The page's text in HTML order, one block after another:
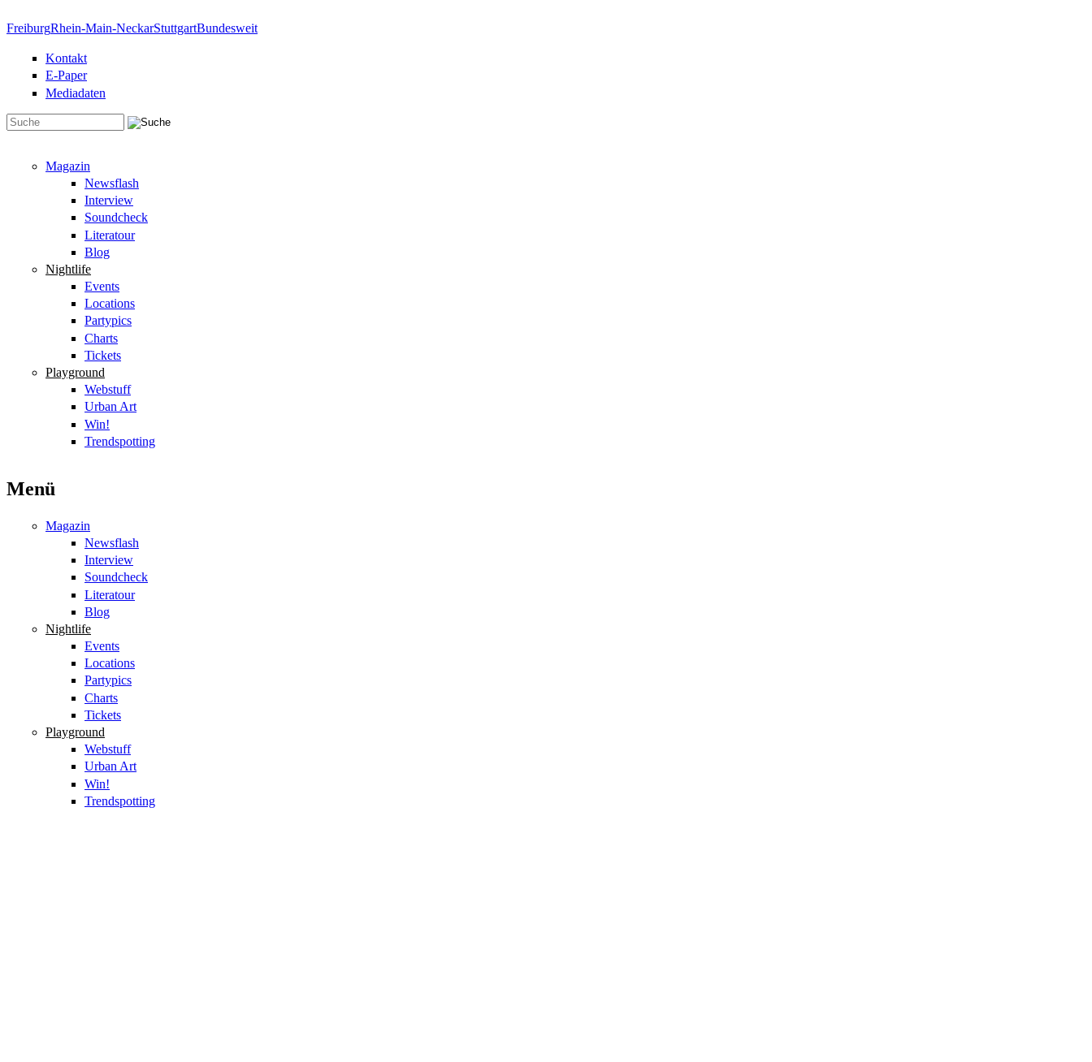
FreiburgRhein-Main-NeckarStuttgartBundesweit
Kontakt
E-Paper
Mediadaten
Magazin
Newsflash
Interview
Soundcheck
Literatour
Blog
Nightlife
Events
Locations
Partypics
Charts
Tickets
Playground
Webstuff
Urban Art
Win!
Trendspotting
Menü
Magazin
Newsflash
Interview
Soundcheck
Literatour
Blog
Nightlife
Events
Locations
Partypics
Charts
Tickets
Playground
Webstuff
Urban Art
Win!
Trendspotting